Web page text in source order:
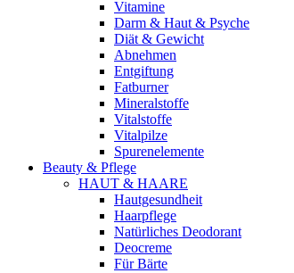
Vitamine
Darm & Haut & Psyche
Diät & Gewicht
Abnehmen
Entgiftung
Fatburner
Mineralstoffe
Vitalstoffe
Vitalpilze
Spurenelemente
Beauty & Pflege
HAUT & HAARE
Hautgesundheit
Haarpflege
Natürliches Deodorant
Deocreme
Für Bärte